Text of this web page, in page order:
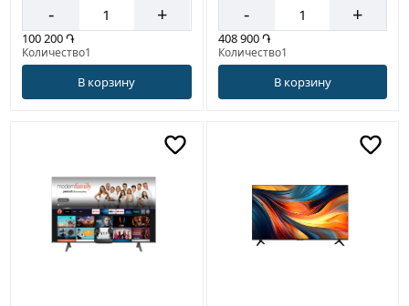
- +
100 200 ֏
Количество1
В корзину
- +
408 900 ֏
Количество1
В корзину